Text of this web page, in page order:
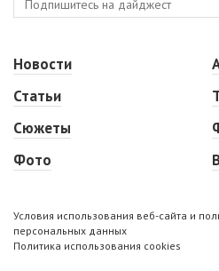
Новости
Статьи
Сюжеты
Фото
Условия использования веб-сайта и
персональных данных
Политика использования cookies